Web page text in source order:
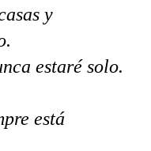
y
estaré solo.
está